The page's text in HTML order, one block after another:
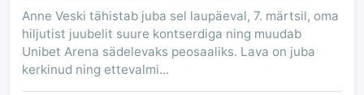
Anne Veski tähistab juba sel laupäeval, 7. märtsil, oma
hiljutist juubelit suure kontserdiga ning muudab
Unibet Arena sädelevaks peosaaliks. Lava on juba
kerkinud ning ettevalmi...